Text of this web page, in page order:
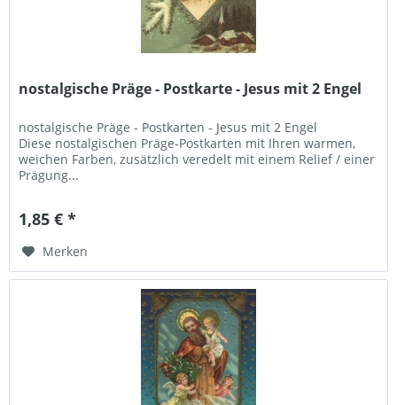
nostalgische Präge - Postkarte - Jesus mit 2 Engel
nostalgische Präge - Postkarten - Jesus mit 2 Engel
Diese nostalgischen Präge-Postkarten mit Ihren warmen,
weichen Farben, zusätzlich veredelt mit einem Relief / einer
Prägung...
1,85 € *
Merken